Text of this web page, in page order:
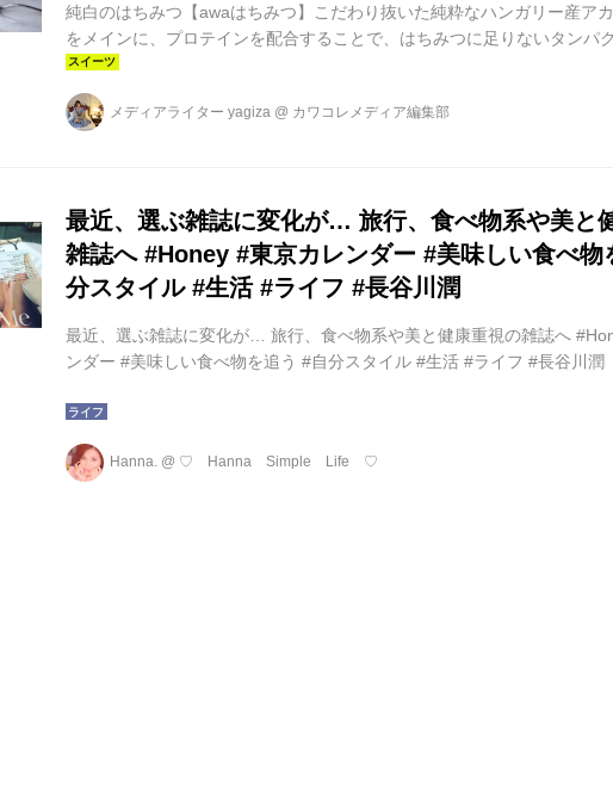
純白のはちみつ【awaはちみつ】こだわり抜いた純粋なハンガリー産ア
をメインに、プロテインを配合することで、はちみつに足りないタンパ
養バランスを整えています。空気をたくさん含み濃密な泡状のawaはちみ
感の増した生クリームのような質感を持ち、アカシアはちみつ特有の香
ッと優しく口の中に広がります。 新しいはちみつのカタチ。泡状のはち
メディアライター yagiza @ カワコレメディア編集部
最近、選ぶ雑誌に変化が… 旅行、食べ物系や美と
雑誌へ #Honey #東京カレンダー #美味しい食べ物
分スタイル #生活 #ライフ #長谷川潤
最近、選ぶ雑誌に変化が… 旅行、食べ物系や美と健康重視の雑誌へ
ンダー #美味しい食べ物を追う #自分スタイル #生活 #ライフ #長谷川潤
Hanna. @ ♡ Hanna Simple Life ♡